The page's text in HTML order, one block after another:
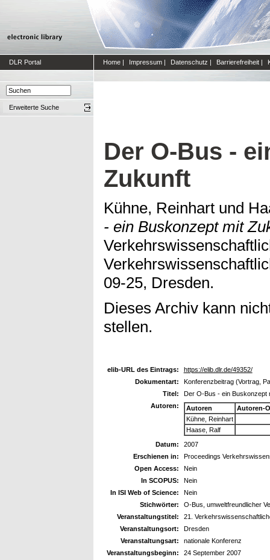
DLR Portal Home | Impressum | Datenschutz | Barrierefreiheit |
Erweiterte Suche
Der O-Bus -
Zukunft
Kühne, Reinhart und
- ein Buskonzept mit
09-25, Dresden.
Dieses Archiv kann
stellen.
elib-URL des Eintrags:
https://elib.dlr.de/49352/
Dokumentart:
Konferenzbeitrag (Vortrag,
Titel:
Der O-Bus - ein Buskonzept
Autoren:
Autoren
Autoren-
Kühne, Reinhart
Haase, Ralf
Datum:
2007
Erschienen in:
Proceedings
Open Access:
Nein
In SCOPUS:
Nein
In ISI Web of Science:
Nein
Stichwörter:
O-Bus, umweltfreundlicher
Veranstaltungstitel:
21.
Veranstaltungsort:
Dresden
Veranstaltungsart:
nationale Konferenz
Veranstaltungsbeginn:
24 September 2007